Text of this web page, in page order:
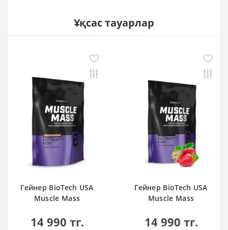
Ұқсас тауарлар
Гейнер BioTech USA
Muscle Mass
14 990 тг.
Гейнер BioTech USA
Muscle Mass
14 990 тг.